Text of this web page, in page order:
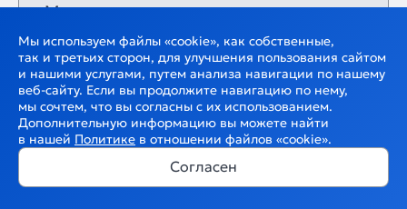
Мои закладки
Мы используем файлы «cookie», как собственные,
так и третьих сторон, для улучшения пользования сайтом
и нашими услугами, путем анализа навигации по нашему
веб-сайту. Если вы продолжите навигацию по нему,
мы сочтем, что вы согласны с их использованием.
Дополнительную информацию вы можете найти
в нашей Политике в отношении файлов «cookie».
Согласен